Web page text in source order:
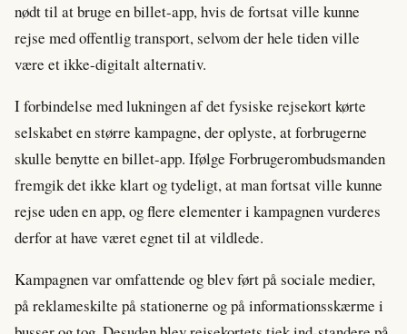
nødt til at bruge en billet-app, hvis de fortsat ville kunne
rejse med offentlig transport, selvom der hele tiden ville
være et ikke-digitalt alternativ.
I forbindelse med lukningen af det fysiske rejsekort kørte
selskabet en større kampagne, der oplyste, at forbrugerne
skulle benytte en billet-app. Ifølge Forbrugerombudsmanden
fremgik det ikke klart og tydeligt, at man fortsat ville kunne
rejse uden en app, og flere elementer i kampagnen vurderes
derfor at have været egnet til at vildlede.
Kampagnen var omfattende og blev ført på sociale medier,
på reklameskilte på stationerne og på informationsskærme i